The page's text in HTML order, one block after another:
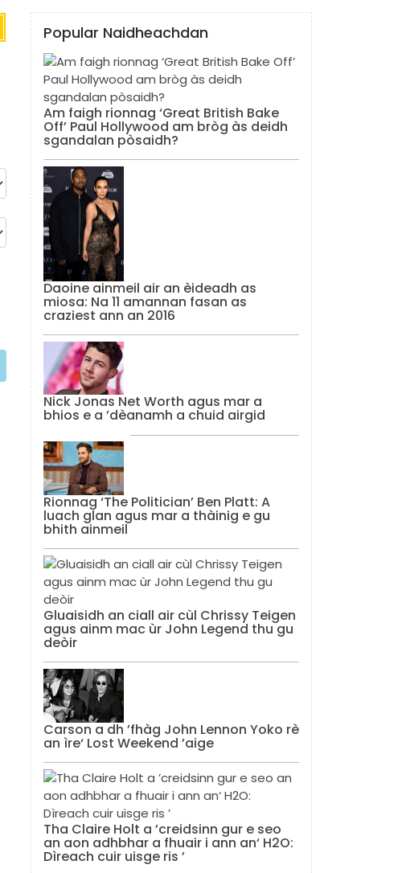
Popular Naidheachdan
Am faigh rionnag ‘Great British Bake
Off’ Paul Hollywood am bròg às deidh
sgandalan pòsaidh?
Daoine ainmeil air an èideadh as
miosa: Na 11 amannan fasan as
craziest ann an 2016
Nick Jonas Net Worth agus mar a
bhios e a ’dèanamh a chuid airgid
Rionnag ‘The Politician’ Ben Platt: A
luach glan agus mar a thàinig e gu
bhith ainmeil
Gluaisidh an ciall air cùl Chrissy Teigen
agus ainm mac ùr John Legend thu gu
deòir
Carson a dh ’fhàg John Lennon Yoko rè
an ìre‘ Lost Weekend ’aige
Tha Claire Holt a ’creidsinn gur e seo
an aon adhbhar a fhuair i ann an‘ H2O:
Dìreach cuir uisge ris ’